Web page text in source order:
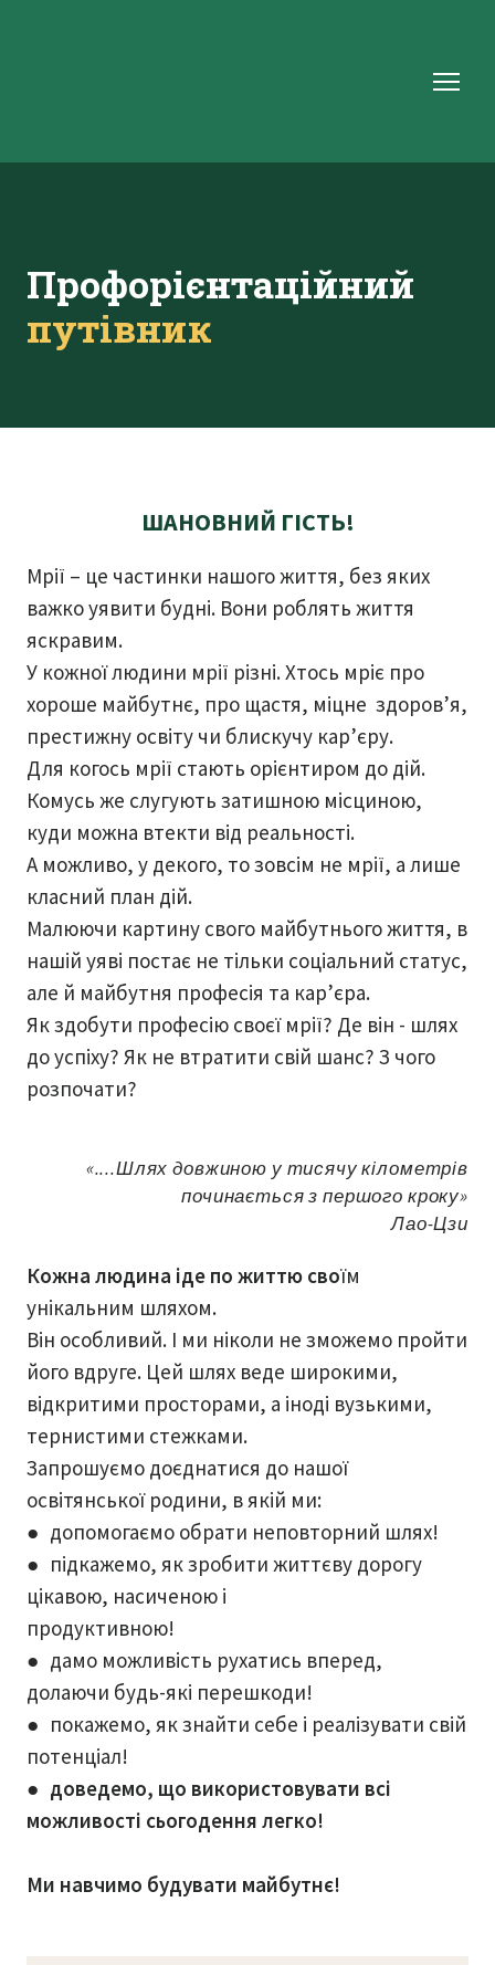
Профорієнтаційний
путівник
ШАНОВНИЙ ГІСТЬ!
Мрії – це частинки нашого життя, без яких
важко уявити будні. Вони роблять життя
яскравим.
У кожної людини мрії різні. Хтось мріє про
хороше майбутнє, про щастя, міцне здоров’я,
престижну освіту чи блискучу кар’єру.
Для когось мрії стають орієнтиром до дій.
Комусь же слугують затишною місциною,
куди можна втекти від реальності.
А можливо, у декого, то зовсім не мрії, а лише
класний план дій.
Малюючи картину свого майбутнього життя, в
нашій уяві постає не тільки соціальний статус,
але й майбутня професія та кар’єра.
Як здобути професію своєї мрії? Де він - шлях
до успіху? Як не втратити свій шанс? З чого
розпочати?
«....Шлях довжиною у тисячу кілометрів
починається з першого кроку»
Лао-Цзи
Кожна людина іде по життю своїм
унікальним шляхом.
Він особливий. І ми ніколи не зможемо пройти
його вдруге. Цей шлях веде широкими,
відкритими просторами, а іноді вузькими,
тернистими стежками.
Запрошуємо доєднатися до нашої
освітянської родини, в якій ми:
● допомогаємо обрати неповторний шлях!
● підкажемо, як зробити життєву дорогу
цікавою, насиченою і
продуктивною!
● дамо можливість рухатись вперед,
долаючи будь-які перешкоди!
● покажемо, як знайти себе і реалізувати свій
потенціал!
● доведемо, що використовувати всі
можливості сьогодення легко!
Ми навчимо будувати майбутнє!